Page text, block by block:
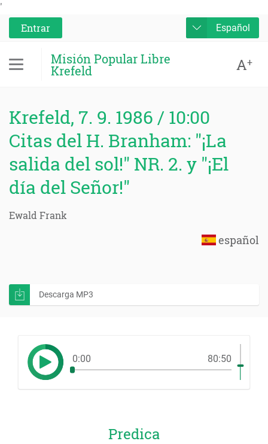
'
Entrar
Español
Misión Popular Libre
Krefeld A+
Krefeld, 7. 9. 1986 / 10:00
Citas del H. Branham: "¡La
salida del sol!" NR. 2. y "¡El
día del Señor!"
Ewald Frank
español
Descarga MP3
0:00 80:50
Predica